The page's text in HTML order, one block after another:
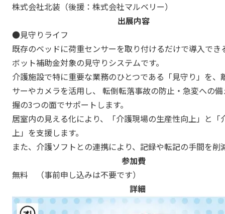
株式会社北装（後援：株式会社マルベリー）
出展内容
●見守りライフ
既存のベッドに荷重センサーを取り付けるだけで導入でき
ボット補助金対象の見守りシステムです。
介護施設で特に重要な業務のひとつである「見守り」を、
サーやカメラを活用し、 転倒転落事故の防止・急変への
握の3つの面でサポートします。
居室内の見える化により、「介護現場の生産性向上」と「
上」を支援します。
また、介護ソフトとの連携により、記録や転記の手間を削
参加費
無料 （事前申し込みは不要です）
詳細